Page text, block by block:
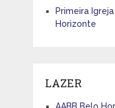
Primeira
Horizonte
LAZER